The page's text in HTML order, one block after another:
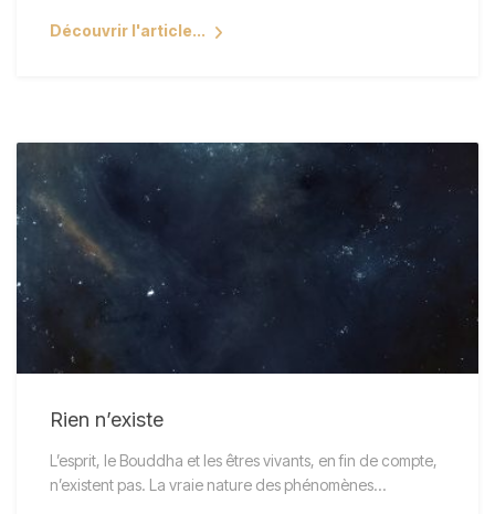
Découvrir l'article...
Rien n’existe
L’esprit, le Bouddha et les êtres vivants, en fin de compte,
n’existent pas. La vraie nature des phénomènes…